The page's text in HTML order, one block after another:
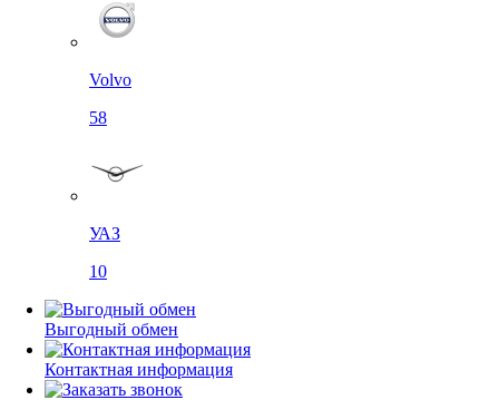
Volvo
58
УАЗ
10
Выгодный обмен
Контактная информация